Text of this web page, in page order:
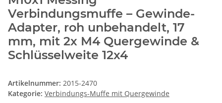
Verbindungsmuffe – Gewinde-
Adapter, roh unbehandelt, 17
mm, mit 2x M4 Quergewinde &
Schlüsselweite 12x4
Artikelnummer: 2015-2470
Kategorie: Verbindungs-Muffe mit Quergewinde